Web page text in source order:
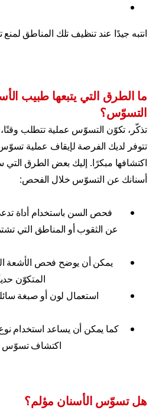
انتبه جيدًا عند تنظيف تلك المناطق لمنع
ما الطرق التي يتبعها طبيب
التسوّس؟
تذكّر، تكوّن التسوّس عملية تتطلب وقتًا،
تتوفر لديك الفرصة لإيقاف عملية تسوّس
اكتشافها مبكرًا. إليك بعض الطرق
أسنانك عن التسوّس خلال الفحص:
فحص السن باستخدام أداة
عن الثقوب أو المناطق التي
يمكن أن يوضح فحص الأشعة
المتكوّن
استعمال لون أو صبغة
كما يمكن أن يساعد استخدام
اكتشاف تسوّس
هل تسوّس الأسنان مؤلم؟